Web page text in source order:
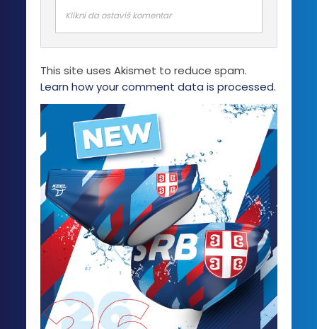
Klikni da ostaviš komentar
This site uses Akismet to reduce spam.
Learn how your comment data is processed.